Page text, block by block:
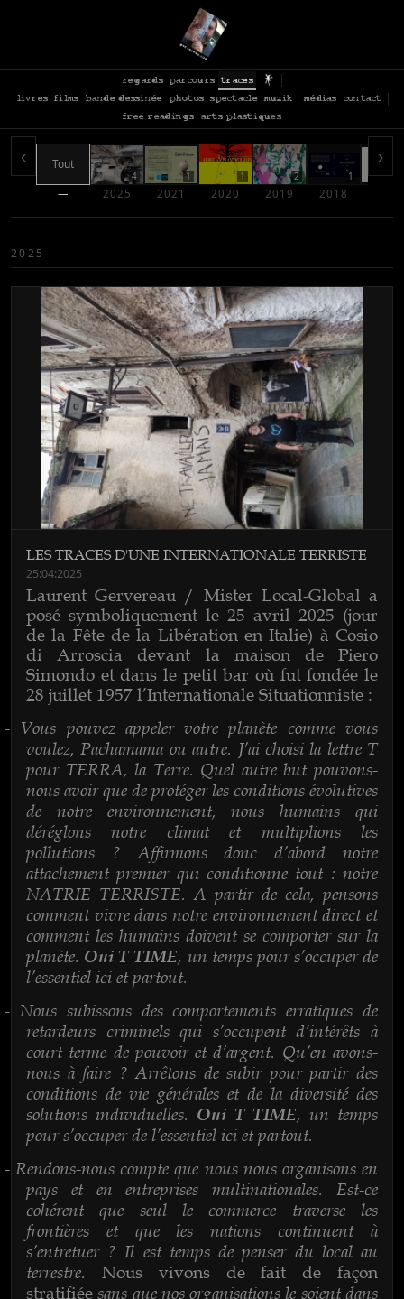
regards parcours
traces
livres
films bande dessinée photos spectacle muzik médias
contact
free readings
arts plastiques
‹ Tout
—
4
2025
1
2021
1
2020
2
2019
1
2018
›
2025
LES TRACES D'UNE INTERNATIONALE TERRISTE
25:04:2025
Laurent Gervereau / Mister Local-Global a
posé symboliquement le 25 avril 2025 (jour
de la Fête de la Libération en Italie) à Cosio
di Arroscia devant la maison de Piero
Simondo et dans le petit bar où fut fondée le
28 juillet 1957 l’Internationale Situationniste :
- Vous pouvez appeler votre planète comme vous
voulez, Pachamama ou autre. J’ai choisi la lettre T
pour TERRA, la Terre. Quel autre but pouvons-
nous avoir que de protéger les conditions évolutives
de notre environnement, nous humains qui
déréglons notre climat et multiplions les
pollutions ? Affirmons donc d’abord notre
attachement premier qui conditionne tout : notre
NATRIE TERRISTE. A partir de cela, pensons
comment vivre dans notre environnement direct et
comment les humains doivent se comporter sur la
planète. Oui T TIME, un temps pour s’occuper de
l’essentiel ici et partout.
- Nous subissons des comportements erratiques de
retardeurs criminels qui s’occupent d’intérêts à
court terme de pouvoir et d’argent. Qu’en avons-
nous à faire ? Arrêtons de subir pour partir des
conditions de vie générales et de la diversité des
solutions individuelles. Oui T TIME, un temps
pour s’occuper de l’essentiel ici et partout.
- Rendons-nous compte que nous nous organisons en
pays et en entreprises multinationales. Est-ce
cohérent que seul le commerce traverse les
frontières et que les nations continuent à
s’entretuer ? Il est temps de penser du local au
terrestre. Nous vivons de fait de façon
stratifiée sans que nos organisations le soient dans